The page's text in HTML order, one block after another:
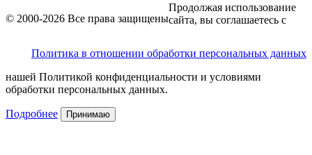
© 2000-2026 Все права защищены
Политика в отношении обработки персональных данных
Продолжая использование
сайта, вы соглашаетесь с
нашей Политикой конфиденциальности и условиями
обработки персональных данных.
Подробнее Принимаю